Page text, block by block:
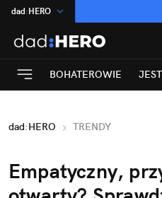
dad:HERO
:Temat
INN:Poland
ASZ:dziennik
Rozrywka
BOHATEROWIE
dad:HERO TRENDY
Empatyczny,